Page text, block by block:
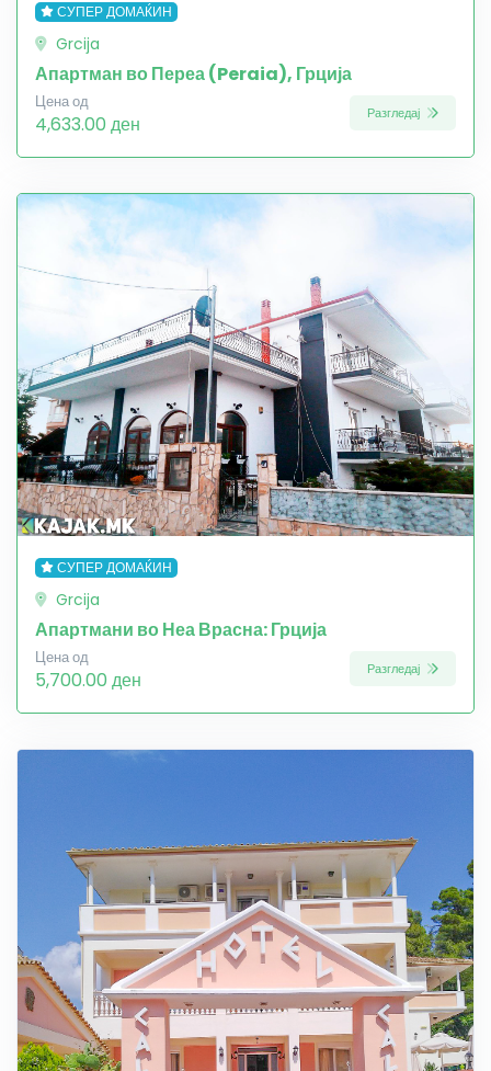
СУПЕР ДОМАЌИН
Grcija
Апартман во Переа (Peraia), Грција
Цена од
4,633.00 ден Разгледај
СУПЕР ДОМАЌИН
Grcija
Апартмани во Неа Врасна: Грција
Цена од
5,700.00 ден Разгледај